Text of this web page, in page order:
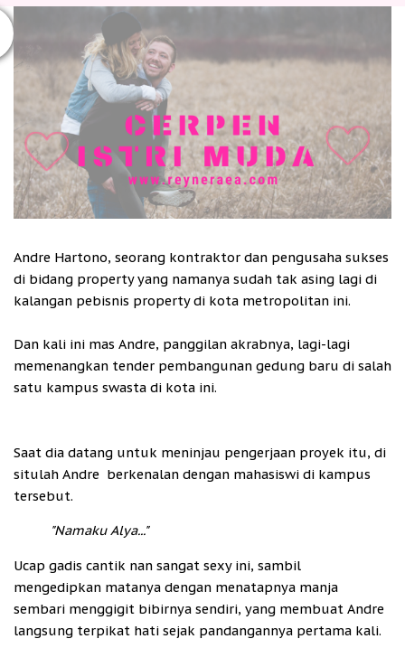
Andre Hartono, seorang kontraktor dan pengusaha sukses
di bidang property yang namanya sudah tak asing lagi di
kalangan pebisnis property di kota metropolitan ini.
Dan kali ini mas Andre, panggilan akrabnya, lagi-lagi
memenangkan tender pembangunan gedung baru di salah
satu kampus swasta di kota ini.
Saat dia datang untuk meninjau pengerjaan proyek itu, di
situlah Andre berkenalan dengan mahasiswi di kampus
tersebut.
"Namaku Alya..."
Ucap gadis cantik nan sangat sexy ini, sambil
mengedipkan matanya dengan menatapnya manja
sembari menggigit bibirnya sendiri, yang membuat Andre
langsung terpikat hati sejak pandangannya pertama kali.